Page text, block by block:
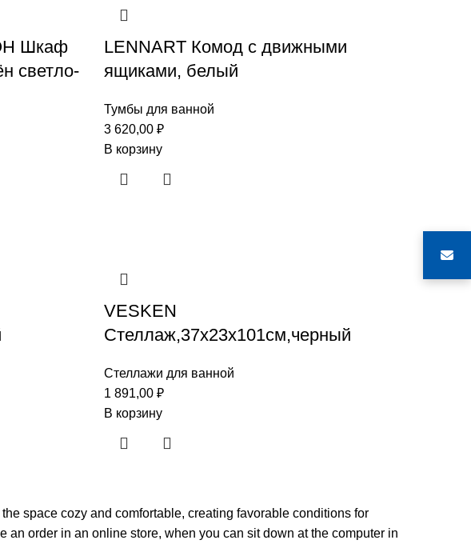
Шкаф
светло-
LENNART Комод с движными
ящиками, белый
Тумбы для ванной
3 620,00 ₽
В корзину
VESKEN
Стеллаж,37x23x101см,черный
Стеллажи для ванной
1 891,00 ₽
В корзину
space cozy and comfortable, creating favorable conditions for
an order in an online store, when you can sit down at the computer in